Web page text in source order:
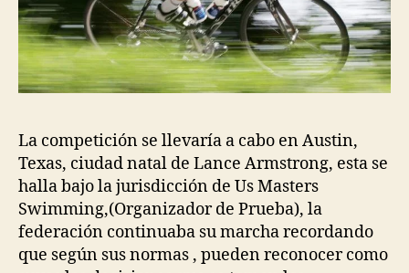
La competición se llevaría a cabo en Austin,
Texas, ciudad natal de Lance Armstrong, esta se
halla bajo la jurisdicción de Us Masters
Swimming,(Organizador de Prueba), la
federación continuaba su marcha recordando
que según sus normas , pueden reconocer como